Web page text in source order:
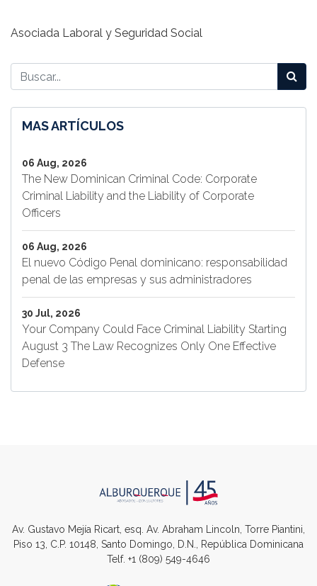
Asociada Laboral y Seguridad Social
MAS ARTÍCULOS
06 Aug, 2026
The New Dominican Criminal Code: Corporate
Criminal Liability and the Liability of Corporate
Officers
06 Aug, 2026
El nuevo Código Penal dominicano: responsabilidad
penal de las empresas y sus administradores
30 Jul, 2026
Your Company Could Face Criminal Liability Starting
August 3 The Law Recognizes Only One Effective
Defense
Av. Gustavo Mejía Ricart, esq. Av. Abraham Lincoln, Torre Piantini,
Piso 13, C.P. 10148, Santo Domingo, D.N., República Dominicana
Telf. +1 (809) 549-4646